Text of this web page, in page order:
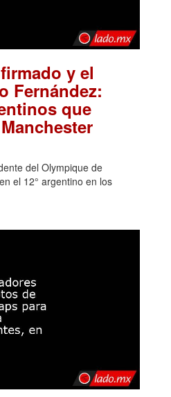
y el
Fernández:
que
del Olympique de
el 12° argentino en los